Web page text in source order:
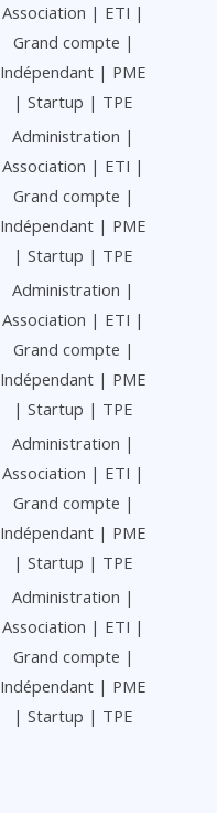
Association | ETI |
Grand compte |
Indépendant | PME
| Startup | TPE
Administration |
Association | ETI |
Grand compte |
Indépendant | PME
| Startup | TPE
Administration |
Association | ETI |
Grand compte |
Indépendant | PME
| Startup | TPE
Administration |
Association | ETI |
Grand compte |
Indépendant | PME
| Startup | TPE
Administration |
Association | ETI |
Grand compte |
Indépendant | PME
| Startup | TPE